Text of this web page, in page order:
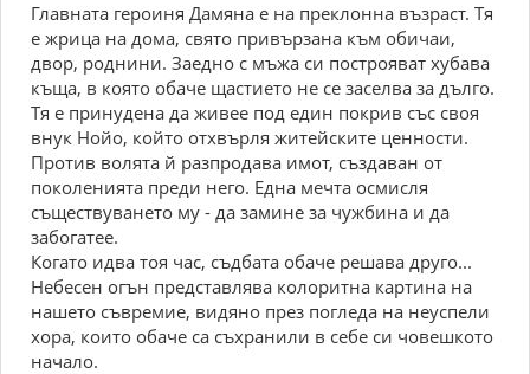
Главната героиня Дамяна е на преклонна възраст. Тя
е жрица на дома, свято привързана към обичаи,
двор, роднини. Заедно с мъжа си построяват хубава
къща, в която обаче щастието не се заселва за дълго.
Тя е принудена да живее под един покрив със своя
внук Нойо, който отхвърля житейските ценности.
Против волята й разпродава имот, създаван от
поколенията преди него. Една мечта осмисля
съществуването му - да замине за чужбина и да
забогатее.
Когато идва тоя час, съдбата обаче решава друго...
Небесен огън представлява колоритна картина на
нашето съвремие, видяно през погледа на неуспели
хора, които обаче са съхранили в себе си човешкото
начало.